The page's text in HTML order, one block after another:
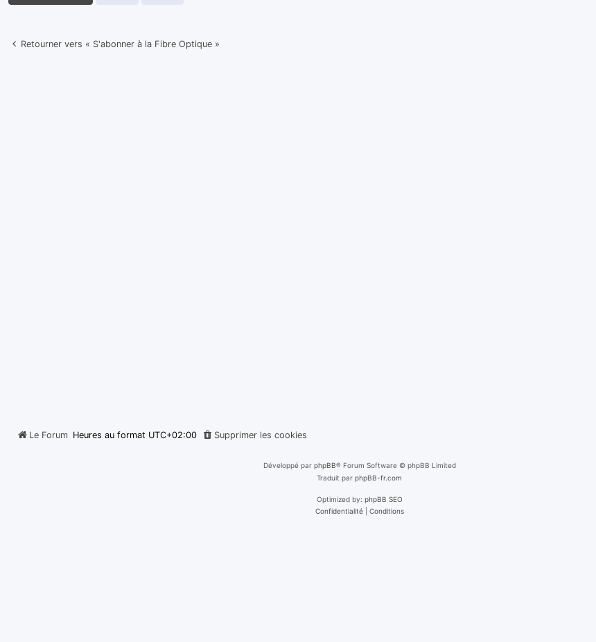
Retourner vers « S'abonner à la Fibre Optique »
Le Forum Heures au format UTC+02:00 Supprimer les cookies
Développé par phpBB® Forum Software © phpBB Limited
Traduit par phpBB-fr.com
Optimized by: phpBB SEO
Confidentialité| Conditions